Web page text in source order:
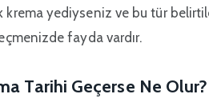
krema yediyseniz ve bu tür
fayda vardır.
Tarihi Geçerse Ne Olur?